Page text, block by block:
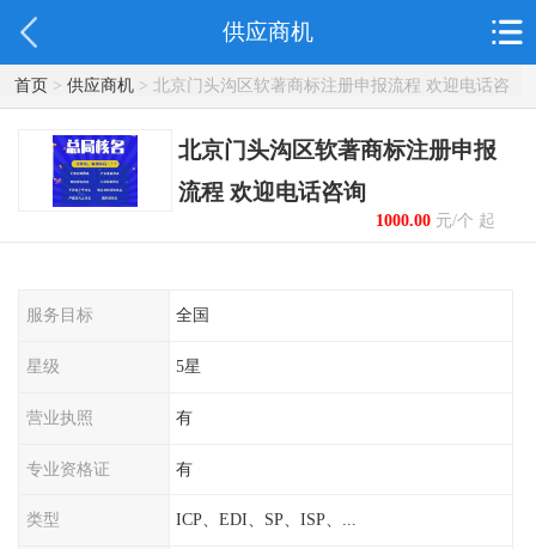
供应商机
首页> 供应商机> 北京门头沟区软著商标注册申报流程 欢迎电话咨
询
北京门头沟区软著商标注册申报
流程 欢迎电话咨询
1000.00元/个 起
服务目标 全国
星级 5星
营业执照 有
专业资格证 有
类型 ICP、EDI、SP、ISP、...